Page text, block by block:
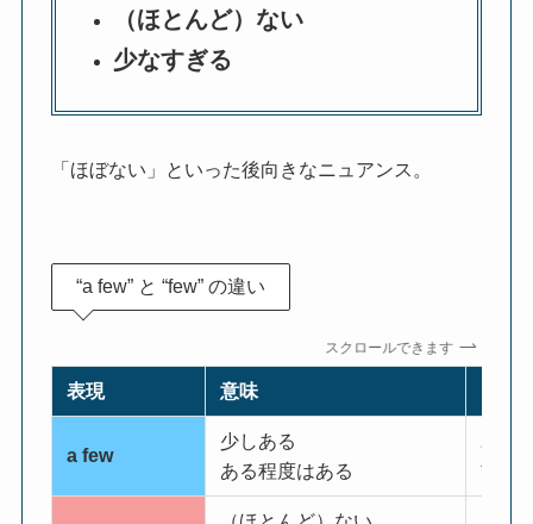
（ほとんど）ない
少なすぎる
「ほぼない」といった後向きなニュアンス。
“a few” と “few” の違い
スクロールできます
表現 意味
a few
少しある
ある程度はある
ポジ
前向